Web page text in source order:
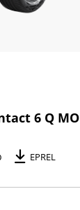
6 Q MO
EPREL